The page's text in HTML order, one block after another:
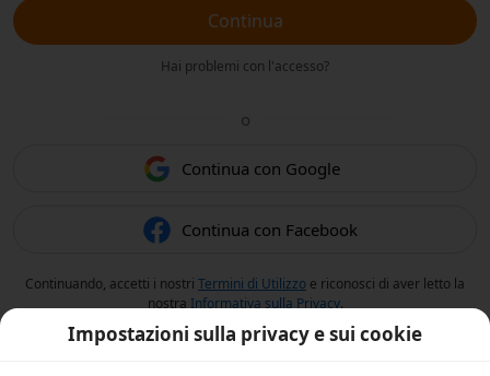
Continua
Hai problemi con l'accesso?
o
Continua con Google
Continua con Facebook
Continuando, accetti i nostri Termini di Utilizzo e riconosci di aver letto la
nostra Informativa sulla Privacy.
Impostazioni sulla privacy e sui cookie